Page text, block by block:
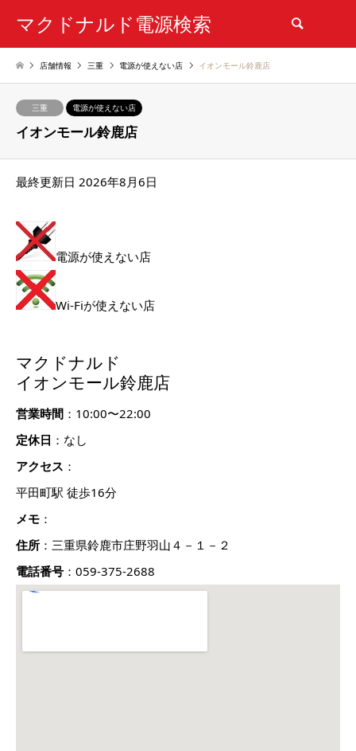
マクドナルド電源検索
店舗情報 三重 電源が使えない店 イオンモール鈴鹿店
三重 電源が使えない店
イオンモール鈴鹿店
最終更新日 2026年8月6日
電源が使えない店
Wi-Fiが使えない店
マクドナルド
イオンモール鈴鹿店
営業時間 ：10:00〜22:00
定休日 ：なし
アクセス ：
平田町駅 徒歩16分
メモ ：
住所 ：三重県鈴鹿市庄野羽山４－１－２
電話番号 ：059-375-2688